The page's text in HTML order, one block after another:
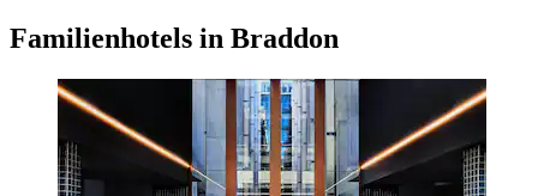
Familienhotels in Braddon